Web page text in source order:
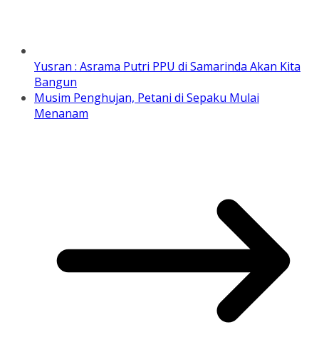
Yusran : Asrama Putri PPU di Samarinda Akan Kita
Bangun
Musim Penghujan, Petani di Sepaku Mulai
Menanam